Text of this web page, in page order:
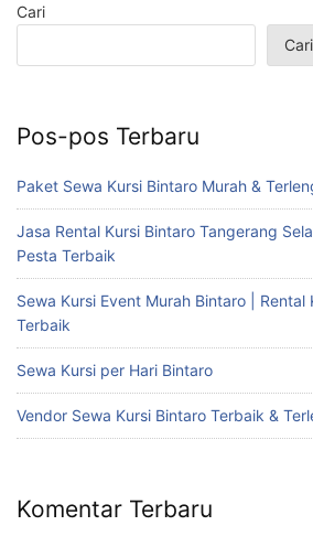
Cari
Cari
Pos-pos Terbaru
Paket Sewa Kursi Bintaro Murah &
Jasa Rental Kursi Bintaro Tangerang
Pesta Terbaik
Sewa Kursi Event Murah Bintaro | Rental
Terbaik
Sewa Kursi per Hari Bintaro
Vendor Sewa Kursi Bintaro Terbaik &
Komentar Terbaru